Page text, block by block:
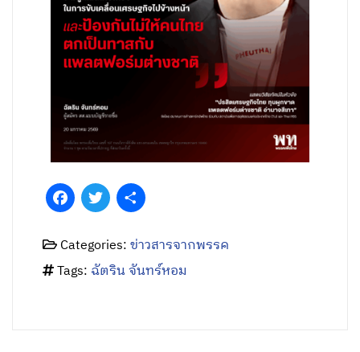
FacebookTwitter
Categories:ข่าวสารจากพรรค
Tags: ฉัตริน จันทร์หอม